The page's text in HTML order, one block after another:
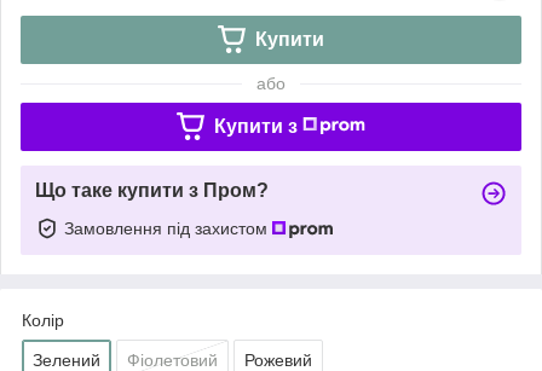
Купити
або
Купити з
Що таке купити з Пром?
Замовлення під захистом
Колір
Зелений Фіолетовий Рожевий